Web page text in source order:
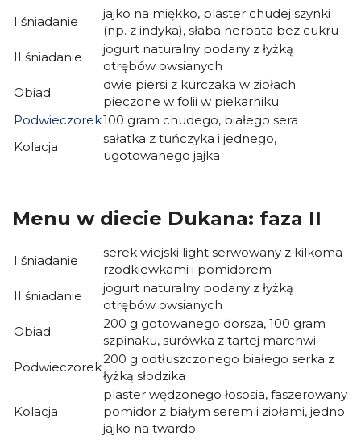
I śniadanie
jajko na miękko, plaster chudej szynki
(np. z indyka), słaba herbata bez cukru
II śniadanie
jogurt naturalny podany z łyżką
otrębów owsianych
Obiad
dwie piersi z kurczaka w ziołach
pieczone w folii w piekarniku
Podwieczorek100 gram chudego, białego sera
Kolacja
sałatka z tuńczyka i jednego,
ugotowanego jajka
Menu w diecie Dukana: faza II
I śniadanie
serek wiejski light serwowany z kilkoma
rzodkiewkami i pomidorem
II śniadanie
jogurt naturalny podany z łyżką
otrębów owsianych
Obiad
200 g gotowanego dorsza, 100 gram
szpinaku, surówka z tartej marchwi
Podwieczorek
200 g odtłuszczonego białego serka z
łyżką słodzika
Kolacja
plaster wędzonego łososia, faszerowany
pomidor z białym serem i ziołami, jedno
jajko na twardo.